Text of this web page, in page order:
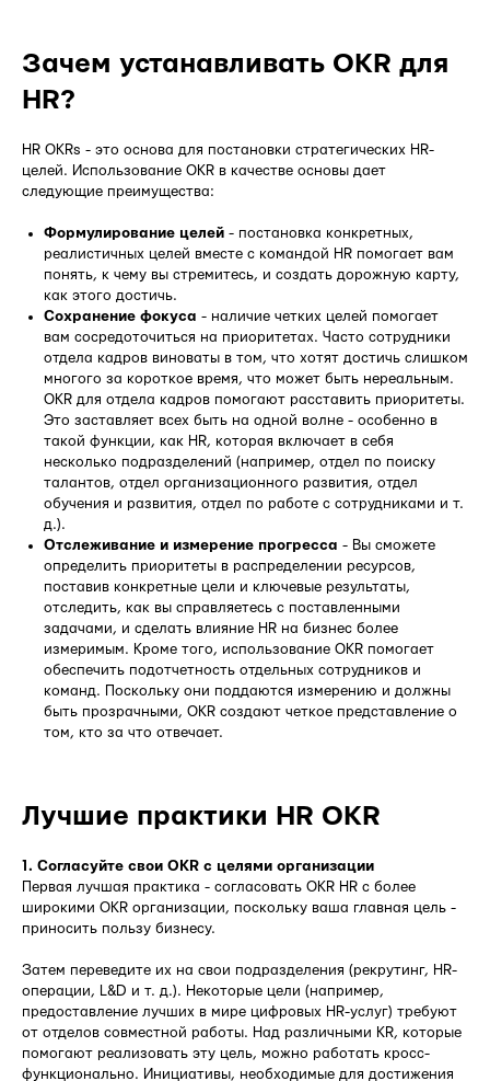
Зачем устанавливать OKR для
HR?
HR OKRs - это основа для постановки стратегических HR-
целей. Использование OKR в качестве основы дает
следующие преимущества:
Формулирование целей - постановка конкретных,
реалистичных целей вместе с командой HR помогает вам
понять, к чему вы стремитесь, и создать дорожную карту,
как этого достичь.
Сохранение фокуса - наличие четких целей помогает
вам сосредоточиться на приоритетах. Часто сотрудники
отдела кадров виноваты в том, что хотят достичь слишком
многого за короткое время, что может быть нереальным.
OKR для отдела кадров помогают расставить приоритеты.
Это заставляет всех быть на одной волне - особенно в
такой функции, как HR, которая включает в себя
несколько подразделений (например, отдел по поиску
талантов, отдел организационного развития, отдел
обучения и развития, отдел по работе с сотрудниками и т.
д.).
Отслеживание и измерение прогресса - Вы сможете
определить приоритеты в распределении ресурсов,
поставив конкретные цели и ключевые результаты,
отследить, как вы справляетесь с поставленными
задачами, и сделать влияние HR на бизнес более
измеримым. Кроме того, использование OKR помогает
обеспечить подотчетность отдельных сотрудников и
команд. Поскольку они поддаются измерению и должны
быть прозрачными, OKR создают четкое представление о
том, кто за что отвечает.
Лучшие практики HR OKR
1. Согласуйте свои OKR с целями организации
Первая лучшая практика - согласовать OKR HR с более
широкими OKR организации, поскольку ваша главная цель -
приносить пользу бизнесу.
Затем переведите их на свои подразделения (рекрутинг, HR-
операции, L&D и т. д.). Некоторые цели (например,
предоставление лучших в мире цифровых HR-услуг) требуют
от отделов совместной работы. Над различными KR, которые
помогают реализовать эту цель, можно работать кросс-
функционально. Инициативы, необходимые для достижения